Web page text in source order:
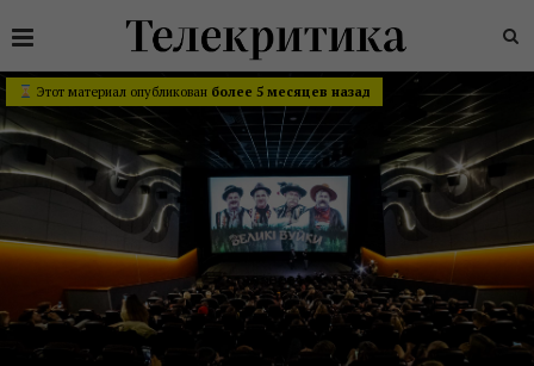
Этот материал опубликован более 5 месяцев назад